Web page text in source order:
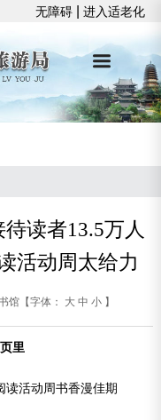
无障碍 |进入适老化
读者13.5万人
活动周太给力
馆 【字体： 大 中 小 】
里
活动周书香漫佳期